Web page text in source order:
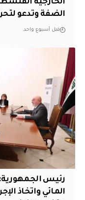
الخارجية
الضفة وتدعو
قبل أسبوع واحد
رئيس
المائي واتخاذ